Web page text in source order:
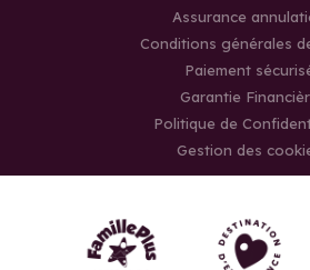
Assurance
Conditions générales
Paiement
Garantie
Politique de
Gestion des